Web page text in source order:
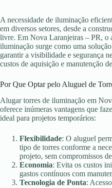
A necessidade de iluminação
em diversos setores, desde a
livre. Em Nova Laranjeiras – PR, o
iluminação surge como uma
garantir a visibilidade e segurança
custos de aquisição e manutenção
Por Que Optar pelo Aluguel de
Alugar torres de iluminação em
oferece inúmeras vantagens que
ideal para projetos temporários:
Flexibilidade: O aluguel
tipo de torres conforme a
projeto, sem compromissos
Economia: Evita os custos
gastos contínuos com
Tecnologia de Ponta: